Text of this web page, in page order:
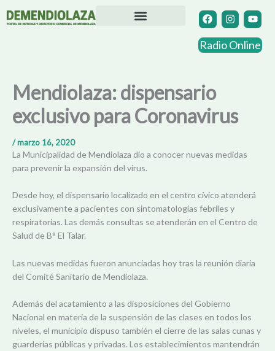
F
a
c
e
b
I
n
s
t
a
Y
o
u
t
u
Radio Online
Mendiolaza: dispensario
exclusivo para Coronavirus
/marzo 16, 2020
La Municipalidad de Mendiolaza dio a conocer nuevas medidas
para prevenir la expansión del virus.
Desde hoy, el dispensario localizado en el centro cívico atenderá
exclusivamente a pacientes con sintomatologías febriles y
respiratorias. Las demás consultas se atenderán en el Centro de
Salud de B° El Talar.
Las nuevas medidas fueron anunciadas hoy tras la reunión diaria
del Comité Sanitario de Mendiolaza.
Además del acatamiento a las disposiciones del Gobierno
Nacional en materia de la suspensión de las clases en todos los
niveles, el municipio dispuso también el cierre de las salas cunas y
guarderías públicas y privadas. Los establecimientos mantendrán